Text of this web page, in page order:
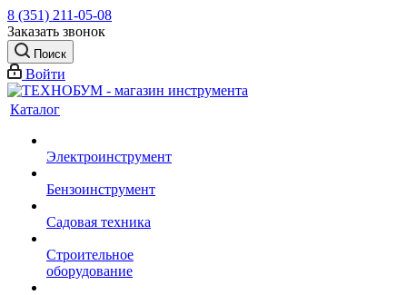
8 (351) 211-05-08
Заказать звонок
Поиск
Войти
Каталог
Электроинструмент
Бензоинструмент
Садовая техника
Строительное
оборудование